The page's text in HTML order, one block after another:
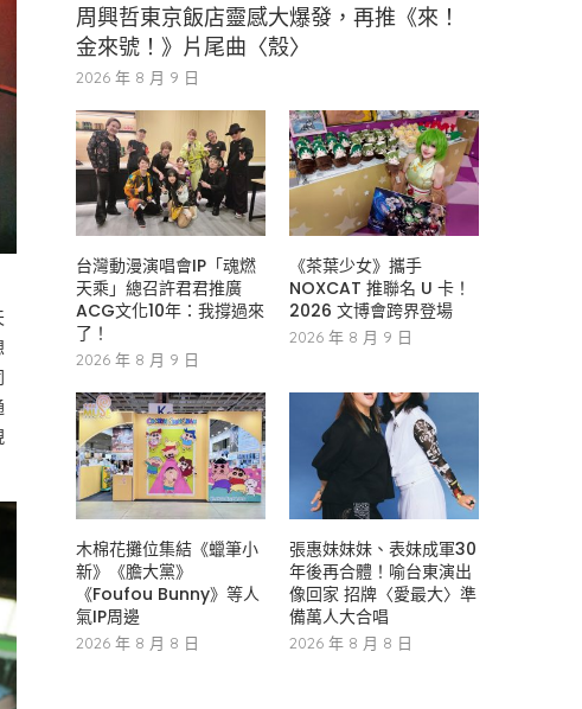
周興哲東京飯店靈感大爆發，再推《來！
金來號！》片尾曲〈殼〉
2026 年 8 月 9 日
台灣動漫演唱會IP「魂燃
天乘」總召許君君推廣
ACG文化10年：我撐過來
了！
2026 年 8 月 9 日
《茶葉少女》攜手
NOXCAT 推聯名 U 卡！
2026 文博會跨界登場
2026 年 8 月 9 日
木棉花攤位集結《蠟筆小
新》《膽大黨》
《Foufou Bunny》等人
氣IP周邊
2026 年 8 月 8 日
張惠妹妹妹、表妹成軍30
年後再合體！喻台東演出
像回家 招牌〈愛最大〉準
備萬人大合唱
2026 年 8 月 8 日